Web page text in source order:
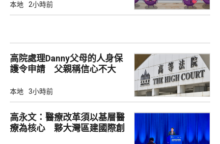
本地 2小時前
高院處理Danny父母的人身保
護令申請 父親稱信心不大
本地 3小時前
高永文：醫療改革須以基層醫
療為核心 夥大灣區建國際創